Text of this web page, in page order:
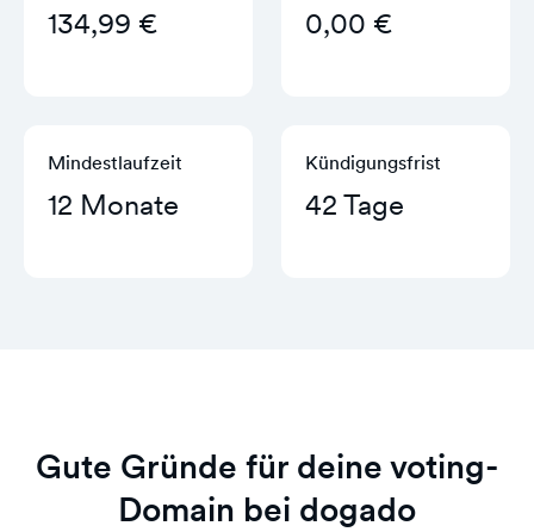
134,99 € 0,00 €
Mindestlaufzeit
12 Monate
Kündigungs­frist
42 Tage
Gute Gründe für deine voting-
Domain bei dogado